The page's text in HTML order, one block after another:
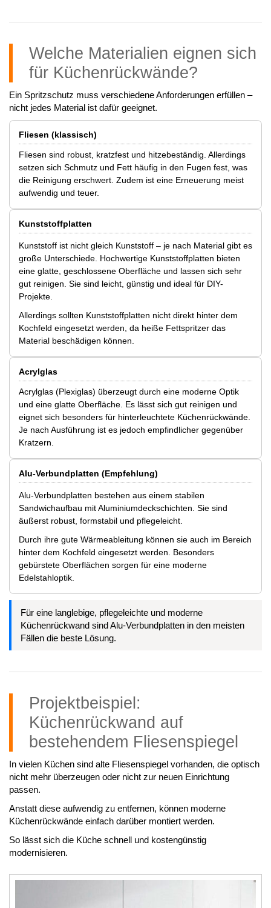
Welche Materialien eignen sich
für Küchenrückwände?
Ein Spritzschutz muss verschiedene Anforderungen erfüllen –
nicht jedes Material ist dafür geeignet.
Fliesen (klassisch)
Fliesen sind robust, kratzfest und hitzebeständig. Allerdings
setzen sich Schmutz und Fett häufig in den Fugen fest, was
die Reinigung erschwert. Zudem ist eine Erneuerung meist
aufwendig und teuer.
Kunststoffplatten
Kunststoff ist nicht gleich Kunststoff – je nach Material gibt es
große Unterschiede. Hochwertige Kunststoffplatten bieten
eine glatte, geschlossene Oberfläche und lassen sich sehr
gut reinigen. Sie sind leicht, günstig und ideal für DIY-
Projekte.
Allerdings sollten Kunststoffplatten nicht direkt hinter dem
Kochfeld eingesetzt werden, da heiße Fettspritzer das
Material beschädigen können.
Acrylglas
Acrylglas (Plexiglas) überzeugt durch eine moderne Optik
und eine glatte Oberfläche. Es lässt sich gut reinigen und
eignet sich besonders für hinterleuchtete Küchenrückwände.
Je nach Ausführung ist es jedoch empfindlicher gegenüber
Kratzern.
Alu-Verbundplatten (Empfehlung)
Alu-Verbundplatten bestehen aus einem stabilen
Sandwichaufbau mit Aluminiumdeckschichten. Sie sind
äußerst robust, formstabil und pflegeleicht.
Durch ihre gute Wärmeableitung können sie auch im Bereich
hinter dem Kochfeld eingesetzt werden. Besonders
gebürstete Oberflächen sorgen für eine moderne
Edelstahloptik.
Für eine langlebige, pflegeleichte und moderne
Küchenrückwand sind Alu-Verbundplatten in den meisten
Fällen die beste Lösung.
Projektbeispiel:
Küchenrückwand auf
bestehendem Fliesenspiegel
In vielen Küchen sind alte Fliesenspiegel vorhanden, die optisch
nicht mehr überzeugen oder nicht zur neuen Einrichtung
passen.
Anstatt diese aufwendig zu entfernen, können moderne
Küchenrückwände einfach darüber montiert werden.
So lässt sich die Küche schnell und kostengünstig
modernisieren.